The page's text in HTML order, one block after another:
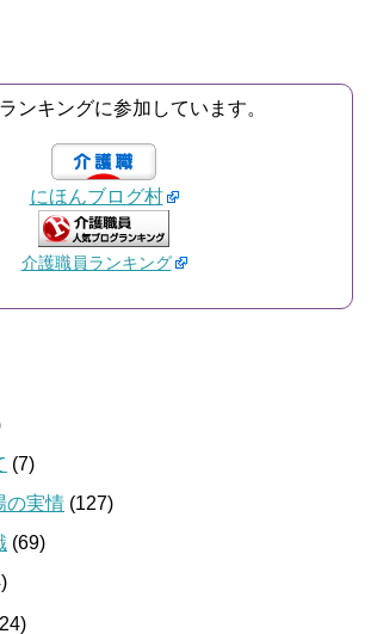
ンキングに参加しています。
にほんブログ村
介護職員ランキング
(7)
の実情 (127)
(69)